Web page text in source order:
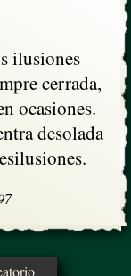
ilusiones
cerrada,
ocasiones.
desolada